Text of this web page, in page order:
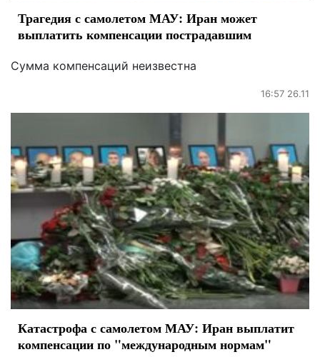
Трагедия с самолетом МАУ: Иран может
выплатить компенсации пострадавшим
Сумма компенсаций неизвестна
16:57 26.11
Катастрофа с самолетом МАУ: Иран выплатит
компенсации по "международным нормам"